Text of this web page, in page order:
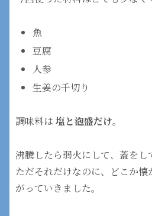
魚
豆腐
人参
生姜の千切り
調味料は塩と泡盛だけ。
沸騰したら弱火にして、蓋をし
ただそれだけなのに、どこか
がっていきました。